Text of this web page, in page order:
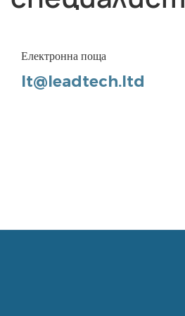
Електронна поща
lt@leadtech.ltd